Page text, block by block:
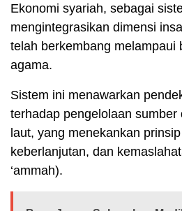
Ekonomi syariah, sebagai
mengintegrasikan dimensi
telah berkembang melampaui
agama.
Sistem ini menawarkan
terhadap pengelolaan
laut, yang menekankan
keberlanjutan, dan
‘ammah).